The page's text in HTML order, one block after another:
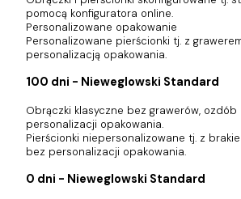
pomocą konfiguratora online.
Personalizowane opakowanie
Personalizowane pierścionki tj. z
personalizacją opakowania.
100 dni - Nieweglowski Standard
Obrączki klasyczne bez grawerów, ozdób
personalizacji opakowania.
Pierścionki niepersonalizowane tj. z
bez personalizacji opakowania.
0 dni - Nieweglowski Standard